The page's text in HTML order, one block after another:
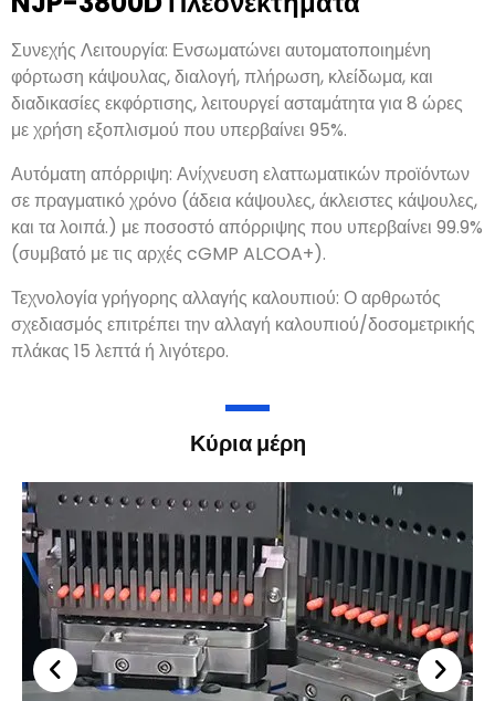
Συνεχής Λειτουργία: Ενσωματώνει αυτοματοποιημένη
φόρτωση κάψουλας, διαλογή, πλήρωση, κλείδωμα, και
διαδικασίες εκφόρτισης, λειτουργεί ασταμάτητα για 8 ώρες
με χρήση εξοπλισμού που υπερβαίνει 95%.
Αυτόματη απόρριψη: Ανίχνευση ελαττωματικών προϊόντων
σε πραγματικό χρόνο (άδεια κάψουλες, άκλειστες κάψουλες,
και τα λοιπά.) με ποσοστό απόρριψης που υπερβαίνει 99.9%
(συμβατό με τις αρχές cGMP ALCOA+).
Τεχνολογία γρήγορης αλλαγής καλουπιού: Ο αρθρωτός
σχεδιασμός επιτρέπει την αλλαγή καλουπιού/δοσομετρικής
πλάκας 15 λεπτά ή λιγότερο.
Κύρια μέρη